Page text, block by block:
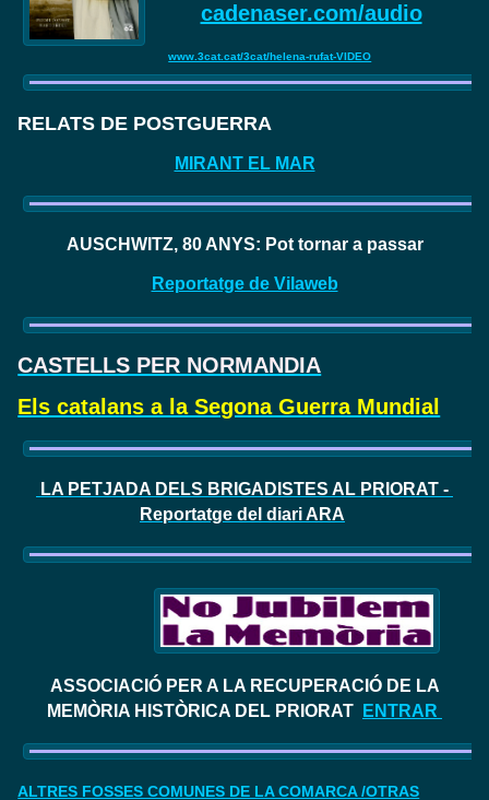
cadenaser.com/audio
www.3cat.cat/3cat/helena-rufat-VIDEO
RELATS DE POSTGUERRA
MIRANT EL MAR
AUSCHWITZ, 80 ANYS: Pot tornar a passar
Reportatge de Vilaweb
CASTELLS PER NORMANDIA
Els catalans a la Segona Guerra Mundial
LA PETJADA DELS BRIGADISTES AL PRIORAT -
Reportatge del diari ARA
ASSOCIACIÓ PER A LA RECUPERACIÓ DE LA
MEMÒRIA HISTÒRICA DEL PRIORAT
ENTRAR
ALTRES FOSSES COMUNES DE LA COMARCA /OTRAS